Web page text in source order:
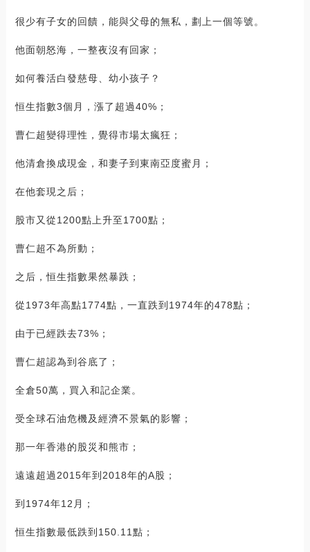
很少有子女的回饋，能與父母的無私，劃上一個等號。
他面朝怒海，一整夜沒有回家；
如何養活白發慈母、幼小孩子？
恒生指數3個月，漲了超過40%；
曹仁超變得理性，覺得市場太瘋狂；
他清倉換成現金，和妻子到東南亞度蜜月；
在他套現之后；
股市又從1200點上升至1700點；
曹仁超不為所動；
之后，恒生指數果然暴跌；
從1973年高點1774點，一直跌到1974年的478點；
由于已經跌去73%；
曹仁超認為到谷底了；
全倉50萬，買入和記企業。
受全球石油危機及經濟不景氣的影響；
那一年香港的股災和熊市；
遠遠超過2015年到2018年的A股；
到1974年12月；
恒生指數最低跌到150.11點；